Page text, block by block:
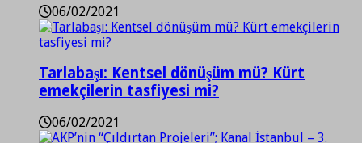
06/02/2021
Tarlabaşı: Kentsel dönüşüm mü? Kürt
emekçilerin tasfiyesi mi?
06/02/2021